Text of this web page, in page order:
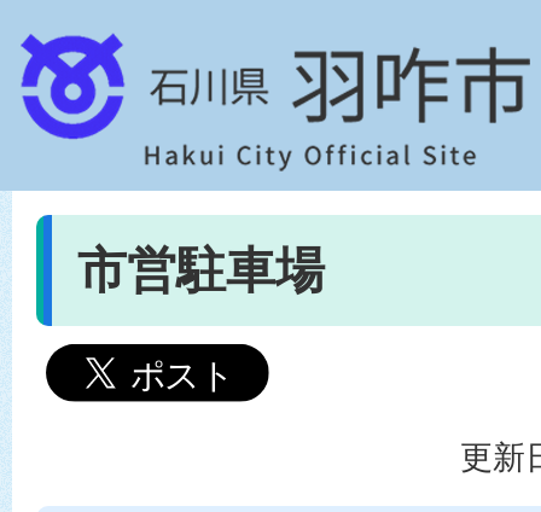
市営駐車場
更新